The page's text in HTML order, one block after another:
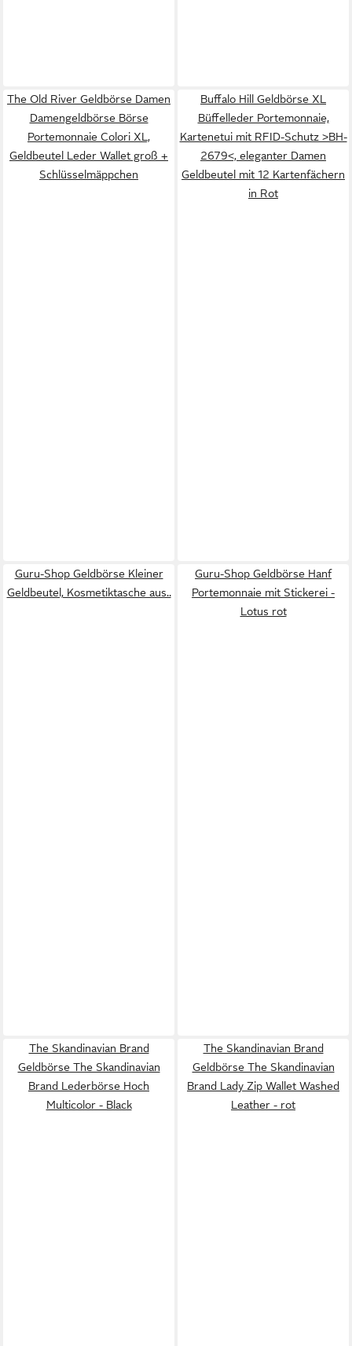
The Old River Geldbörse Damen
Damengeldbörse Börse
Portemonnaie Colori XL,
Geldbeutel Leder Wallet groß +
Schlüsselmäppchen
Buffalo Hill Geldbörse XL
Büffelleder Portemonnaie,
Kartenetui mit RFID-Schutz >BH-
2679<, eleganter Damen
Geldbeutel mit 12 Kartenfächern
in Rot
Guru-Shop Geldbörse Kleiner
Geldbeutel, Kosmetiktasche aus..
Guru-Shop Geldbörse Hanf
Portemonnaie mit Stickerei -
Lotus rot
The Skandinavian Brand
Geldbörse The Skandinavian
Brand Lederbörse Hoch
Multicolor - Black
The Skandinavian Brand
Geldbörse The Skandinavian
Brand Lady Zip Wallet Washed
Leather - rot